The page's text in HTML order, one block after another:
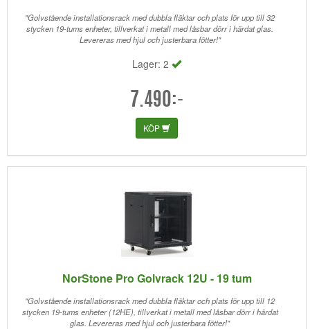
"Golvstående installationsrack med dubbla fläktar och plats för upp till 32
stycken 19-tums enheter, tillverkat i metall med låsbar dörr i härdat glas.
Levereras med hjul och justerbara fötter!"
Lager: 2
7.490:-
KÖP
NorStone Pro Golvrack 12U - 19 tum
"Golvstående installationsrack med dubbla fläktar och plats för upp till 12
stycken 19-tums enheter (12HE), tillverkat i metall med låsbar dörr i härdat
glas. Levereras med hjul och justerbara fötter!"